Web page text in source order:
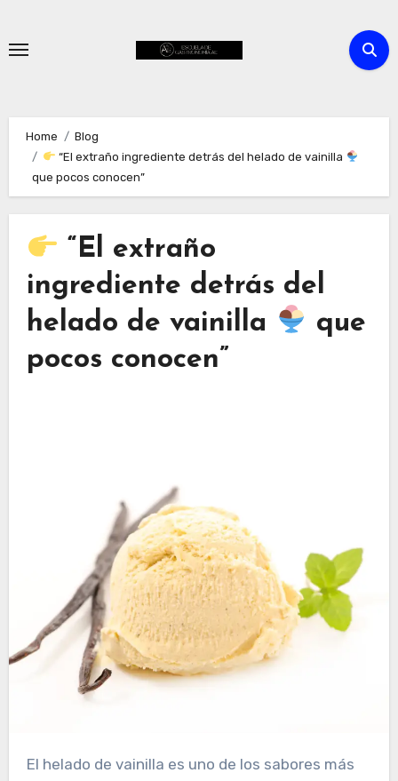
content
Home
Blog
“El extraño ingrediente detrás del helado de vainilla
que pocos conocen”
“El extraño
ingrediente detrás del
helado de vainilla
que
pocos conocen”
El helado de vainilla es uno de los sabores más